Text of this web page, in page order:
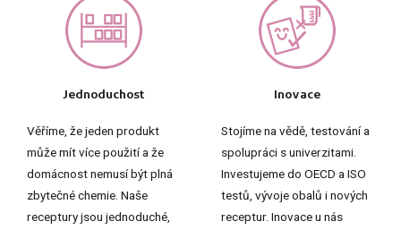
Jednoduchost
Věříme, že jeden produkt
může mít více použití a že
domácnost nemusí být plná
zbytečné chemie. Naše
receptury jsou jednoduché,
Inovace
Stojíme na vědě, testování a
spolupráci s univerzitami.
Investujeme do OECD a ISO
testů, vývoje obalů i nových
receptur. Inovace u nás